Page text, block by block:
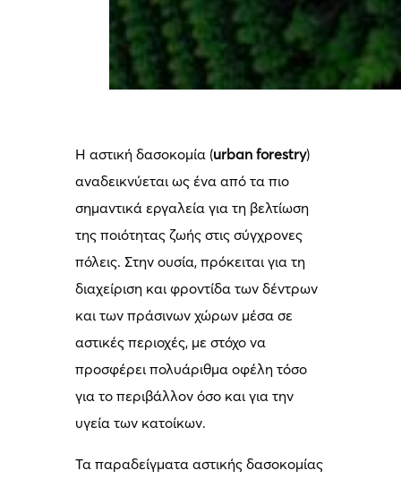
Η αστική δασοκομία (urban forestry)
αναδεικνύεται ως ένα από τα πιο
σημαντικά εργαλεία για τη βελτίωση
της ποιότητας ζωής στις σύγχρονες
πόλεις. Στην ουσία, πρόκειται για τη
διαχείριση και φροντίδα των δέντρων
και των πράσινων χώρων μέσα σε
αστικές περιοχές, με στόχο να
προσφέρει πολυάριθμα οφέλη τόσο
για το περιβάλλον όσο και για την
υγεία των κατοίκων.
Τα παραδείγματα αστικής δασοκομίας